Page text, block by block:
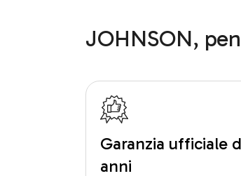
JOHNSON,
Garanzia ufficiale
anni